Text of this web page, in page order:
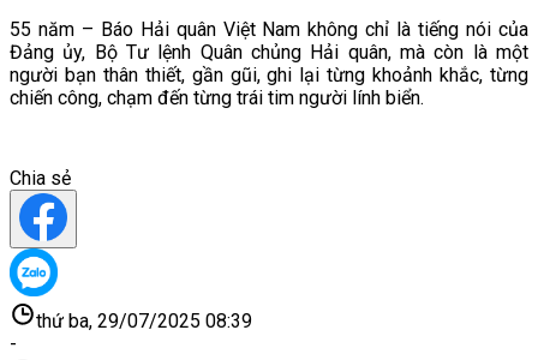
55 năm – Báo Hải quân Việt Nam không chỉ là tiếng nói của
Đảng ủy, Bộ Tư lệnh Quân chủng Hải quân, mà còn là một
người bạn thân thiết, gần gũi, ghi lại từng khoảnh khắc, từng
chiến công, chạm đến từng trái tim người lính biển.
Chia sẻ
thứ ba, 29/07/2025 08:39
-